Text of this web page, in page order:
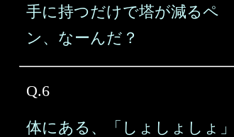
手に持つだけで塔が減るペ
ン、なーんだ？
Q.6
体にある、「しょしょしょ」